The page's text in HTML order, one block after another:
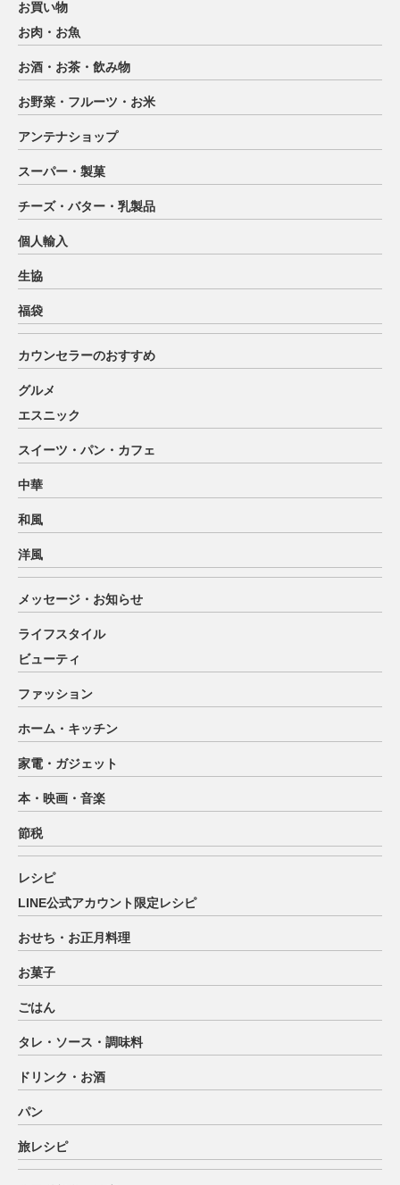
お買い物
お肉・お魚
お酒・お茶・飲み物
お野菜・フルーツ・お米
アンテナショップ
スーパー・製菓
チーズ・バター・乳製品
個人輸入
生協
福袋
カウンセラーのおすすめ
グルメ
エスニック
スイーツ・パン・カフェ
中華
和風
洋風
メッセージ・お知らせ
ライフスタイル
ビューティ
ファッション
ホーム・キッチン
家電・ガジェット
本・映画・音楽
節税
レシピ
LINE公式アカウント限定レシピ
おせち・お正月料理
お菓子
ごはん
タレ・ソース・調味料
ドリンク・お酒
パン
旅レシピ